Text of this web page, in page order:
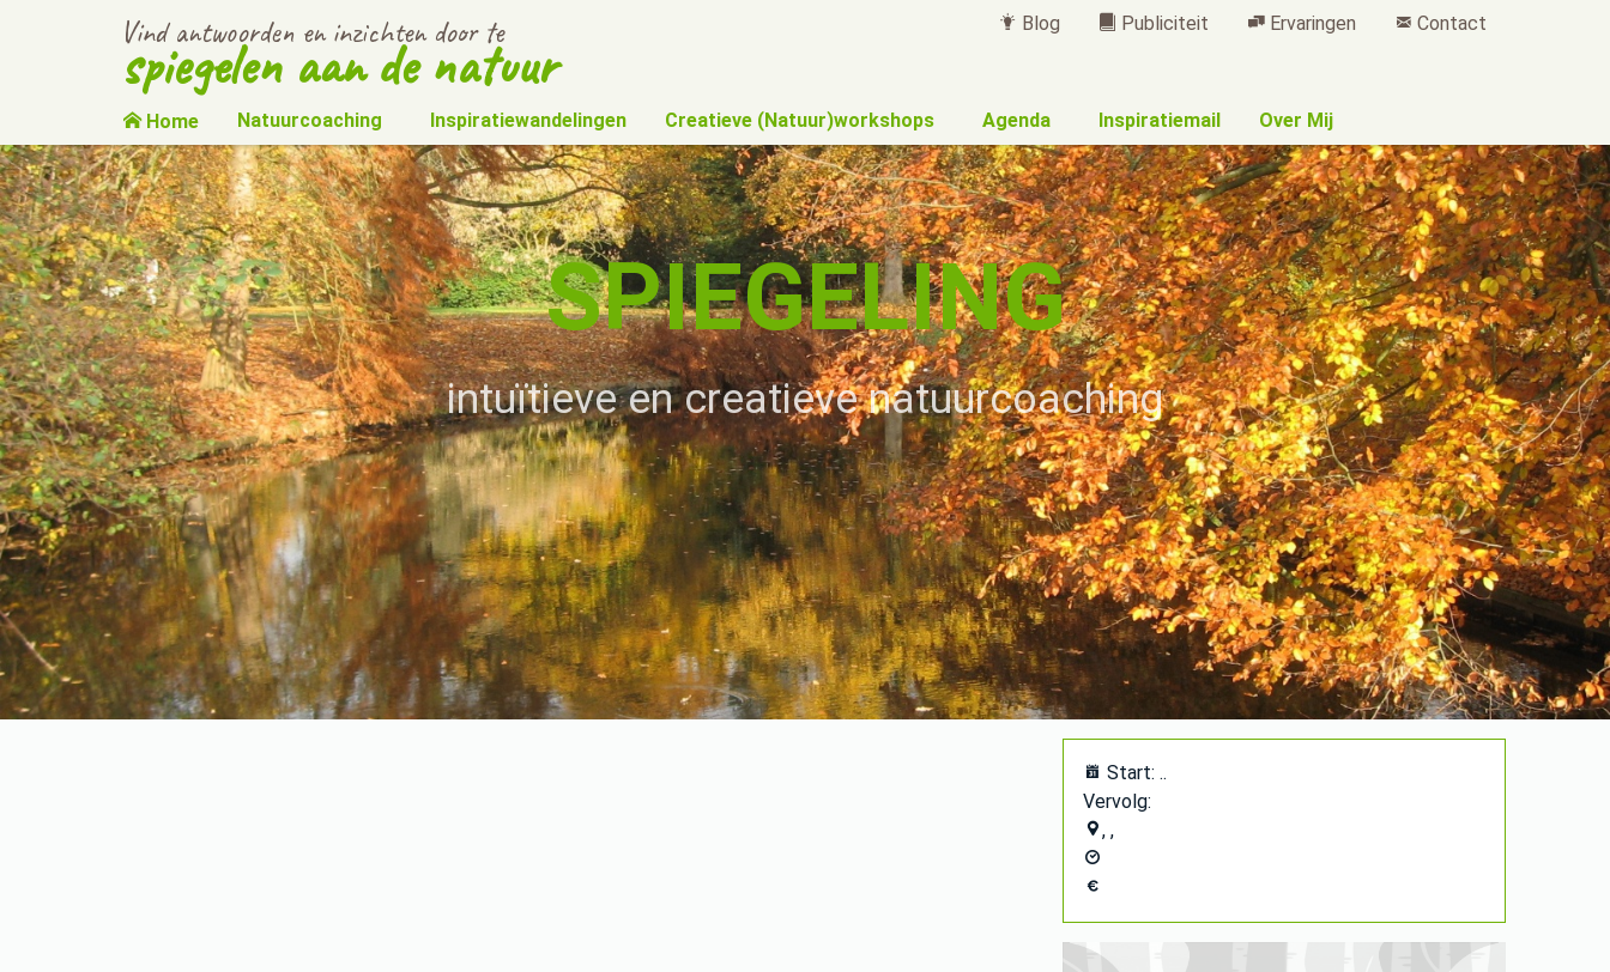
Vind antwoorden en inzichten door te
spiegelen aan de natuur
Blog Publiciteit Ervaringen Contact
Home Natuurcoaching Inspiratiewandelingen Creatieve (Natuur)workshops Agenda Inspiratiemail Over Mij
SPIEGELING
intuïtieve en creatieve natuurcoaching
Start: ..
Vervolg:
, ,